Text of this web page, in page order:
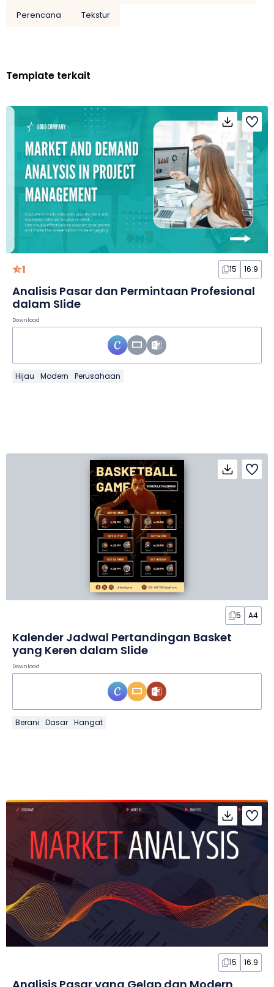
Perencana
Tekstur
Template terkait
1 15 16:9
Analisis Pasar dan Permintaan Profesional
dalam Slide
Download
Hijau Modern Perusahaan
5 A4
Kalender Jadwal Pertandingan Basket
yang Keren dalam Slide
Download
Berani Dasar Hangat
15 16:9